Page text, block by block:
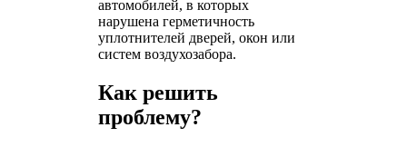
автомобилей, в которых
нарушена герметичность
уплотнителей дверей, окон или
систем воздухозабора.
Как решить
проблему?